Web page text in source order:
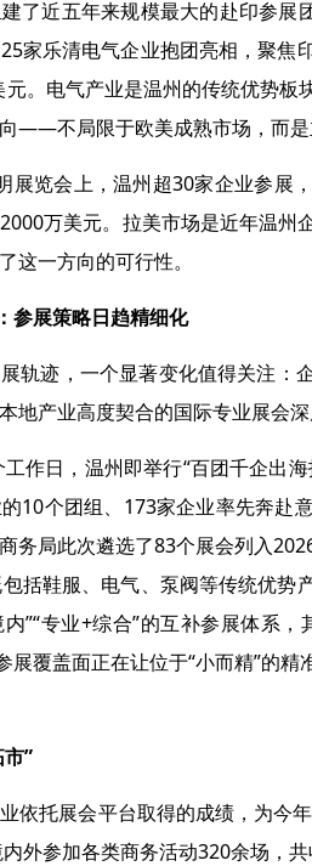
近五年来规模最大的赴印参展
家乐清电气企业抱团亮相，聚焦
。电气产业是温州的传统优势
——不局限于欧美成熟市场，而是
览会上，温州超30家企业参展
万美元。拉美市场是近年温州
这一方向的可行性。
参展策略日趋精细化
迹，一个显著变化值得关注：
地产业高度契合的国际专业展会深
日，温州即举行“百团千企出海
10个团组、173家企业率先奔赴
务局此次遴选了83个展会列入
括鞋服、电气、泵阀等传统优势
”“专业+综合”的互补参展体系
展覆盖面正在让位于“小而精”的
”
托展会平台取得的成绩，为今
外参加各类商务活动320余场，共